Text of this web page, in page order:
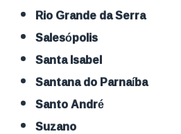
Rio Grande da Serra
Salesópolis
Santa Isabel
Santana do Parnaíba
Santo André
Suzano